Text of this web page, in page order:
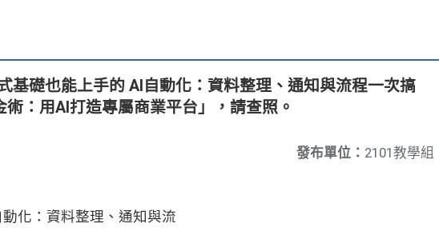
基礎也能上手的 AI自動化：資料整理、通知與流程一次搞
：用AI打造專屬商業平台」，請查照。
發布單位： 2101教學組
化：資料整理、通知與流